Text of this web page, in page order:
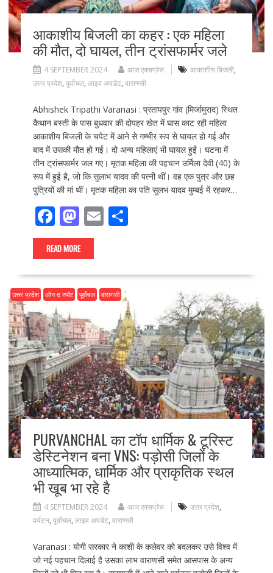
आकाशीय बिजली का कहर : एक महिला
की मौत, दो घायल, तीन ट्रांसफार्मर जले
4 SEPTEMBER 2024 आज एक्सप्रेस आकाशीय बिजली,
उत्तर प्रदेश, पूर्वांचल, लाइव अपडेट, वाराणसी
Abhishek Tripathi Varanasi : प्रतापपुर गांव (मिर्जामुराद) स्थित
कैथान बस्ती के पास बुधवार की दोपहर खेत में घास काट रही महिला
आकाशीय बिजली के चपेट में आने से गम्भीर रूप से घायल हो गई और
बाद में उसकी मौत हो गई। दो अन्य महिलाएं भी घायल हुईं। घटना में
तीन ट्रांसफार्मर जल गए। मृतक महिला की पहचान उर्मिला देवी (40) के
रूप में हुई है, जो कि सुलाभ यादव की पत्नी थीं। वह एक पुत्र और छह
पुत्रियों की मां थीं। मृतक महिला का पति सुलभ यादव मुम्बई में रहकर…
F
ac
e
b
o
o
k
M
as
to
d
o
n
E
l
S
e
READ MORE
उत्तर प्रदेश ऑन द स्पॉट पूर्वांचल वाराणसी
PURVANCHAL का टॉप धार्मिक & टूरिस्ट
डेस्टिनेशन बना VNS: पड़ोसी जिलों के
आध्यात्मिक, धार्मिक और प्राकृतिक स्थल
भी खूब भा रहे है
4 SEPTEMBER 2024 आज एक्सप्रेस उत्तर प्रदेश,
पर्यटन, पूर्वांचल, लाइव अपडेट, वाराणसी
Varanasi : योगी सरकार ने काशी के कलेवर को बदलकर उसे विश्व में
जो नई पहचान दिलाई है उसका लाभ वाराणसी समेत आसपास के अन्य